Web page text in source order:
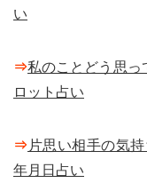
い
⇒私のことどう思っ
ロット占い
⇒ 片思い相手の気
年月日占い